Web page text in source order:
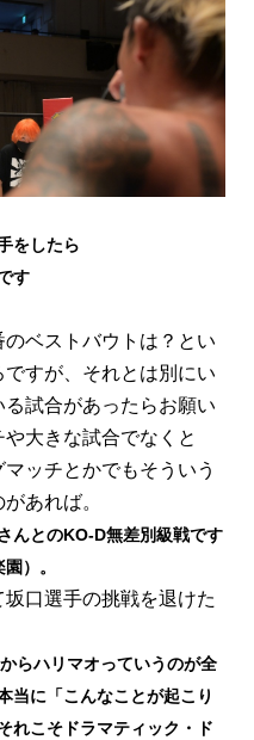
をしたら
す
ベストバウトは？とい
すが、それとは別にい
試合があったらお願い
大きな試合でなくと
ッチとかでもそういう
あれば。
とのKO-D無差別級戦です
）。
口選手の挑戦を退けた
ハリマオっていうのが全
当に「こんなことが起こり
れこそドラマティック・ド